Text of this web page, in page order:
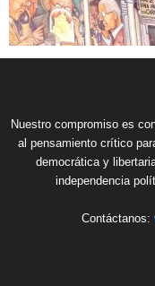
Nuestro compromiso es
al pensamiento crítico
democrática y
independencia
Contáctanos: